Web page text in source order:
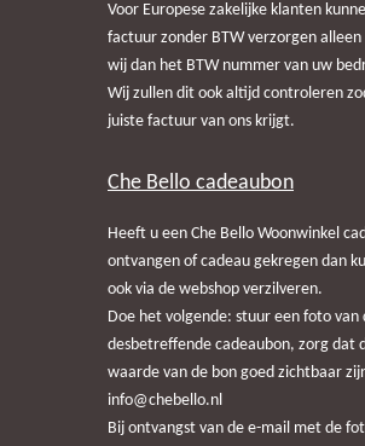
Voor Europese zakelijke klanten
factuur zonder BTW verzorgen alleen
wij dan het BTW nummer van uw
Wij zullen dit ook altijd controleren
juiste factuur van ons krijgt.
Che Bello cadeaubon
Heeft u een Che Bello Woonwinkel
ontvangen of cadeau gekregen dan
ook via de webshop verzilveren.
Doe het volgende: stuur een foto van
desbetreffende cadeaubon, zorg dat
waarde van de bon goed zichtbaar
info@chebello.nl
Bij ontvangst van de e-mail met de